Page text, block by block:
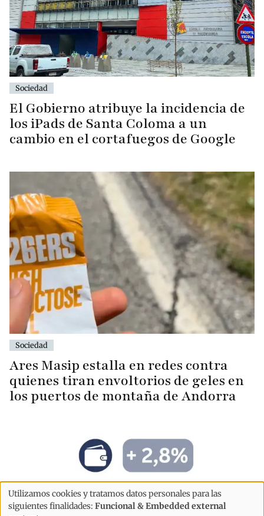
Sociedad
El Gobierno atribuye la incidencia de
los iPads de Santa Coloma a un
cambio en el cortafuegos de Google
Sociedad
Ares Masip estalla en redes contra
quienes tiran envoltorios de geles en
los puertos de montaña de Andorra
Uso
Utilizamos cookies y tratamos datos personales para las
siguientes finalidades: Funcional & Embedded external